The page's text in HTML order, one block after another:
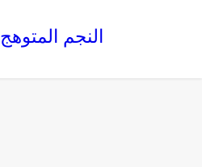
النجم المتوهج The glowing star